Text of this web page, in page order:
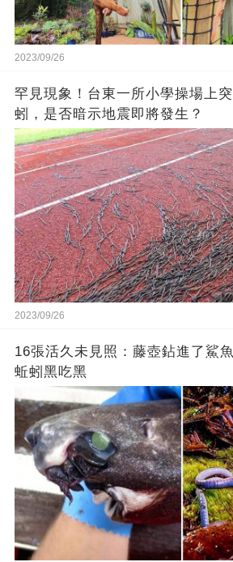
2023/09/26
罕見現象！台東一所小學操場上
蚓，是否暗示地震即將發生？
2023/09/26
16張活久未見照：藤壺鉆進了鯊
蚯蚓黑吃黑